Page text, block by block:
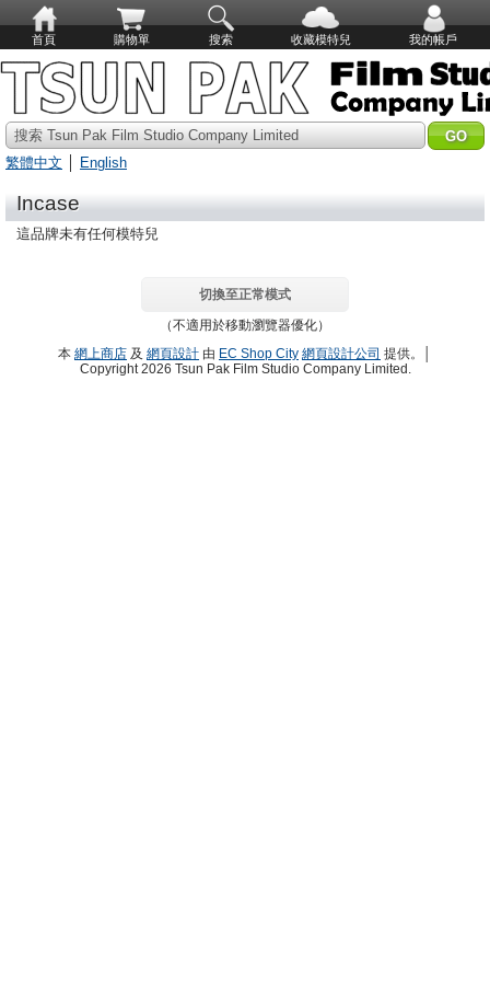
首頁 購物單 搜索 收藏模特兒 我的帳戶
搜索 Tsun Pak Film Studio Company Limited
繁體中文
English
Incase
這品牌未有任何模特兒
切換至正常模式
（不適用於移動瀏覽器優化）
本 網上商店 及 網頁設計 由 EC Shop City 網頁設計公司 提供。│
Copyright 2026 Tsun Pak Film Studio Company Limited.